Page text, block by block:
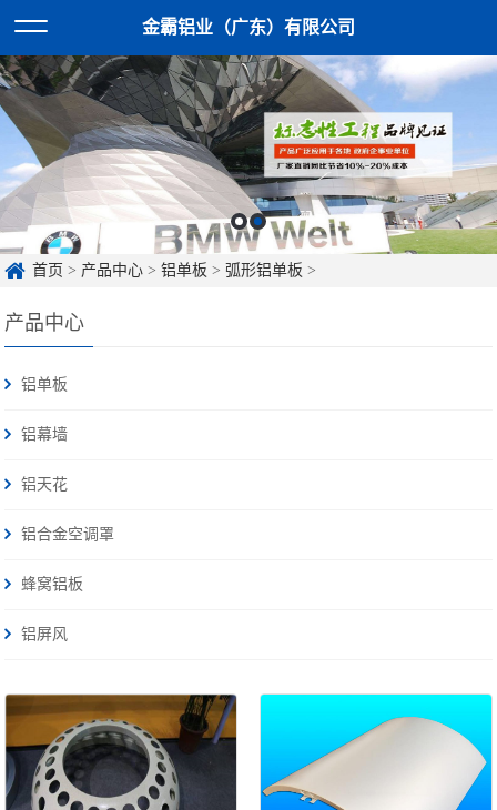
金霸铝业（广东）有限公司
首页 > 产品中心 >铝单板 > 弧形铝单板 >
产品中心
铝单板
铝幕墙
铝天花
铝合金空调罩
蜂窝铝板
铝屏风